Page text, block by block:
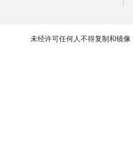
未经许可任何人不得复制和镜